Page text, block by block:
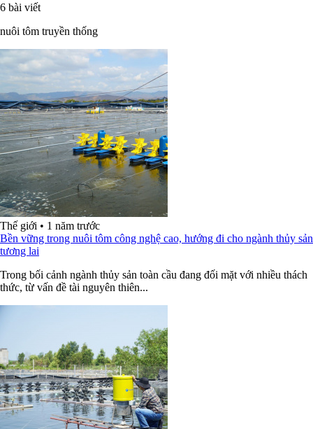
6 bài viết
nuôi tôm truyền thống
Thế giới • 1 năm trước
Bền vững trong nuôi tôm công nghệ cao, hướng đi cho ngành thủy sản
tương lai
Trong bối cảnh ngành thủy sản toàn cầu đang đối mặt với nhiều thách
thức, từ vấn đề tài nguyên thiên...